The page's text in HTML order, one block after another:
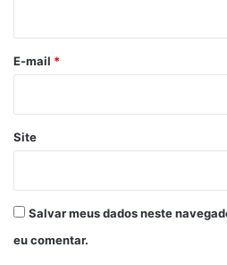
*
E-mail *
Site
Salvar meus dados neste
eu comentar.